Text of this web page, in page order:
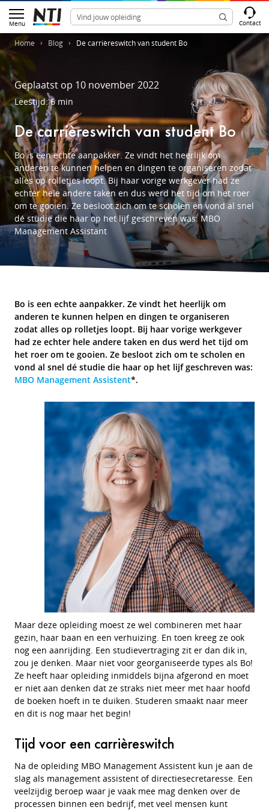
Menu Contact
Home Blog De carrièreswitch van student Bo
Geplaatst op 10 november 2022
Leestijd: 6 min
De carrièreswitch van student Bo
Bo is een echte aanpakker. Ze vindt het heerlijk om
anderen te kunnen helpen en dingen te organiseren zodat
alles op rolletjes loopt. Bij haar vorige werkgever had ze
echter hele andere taken en dus werd het tijd om het roer
om te gooien. Ze besloot zich om te scholen en vond al snel
dé studie die haar op het lijf geschreven was: MBO
Management Assistant
Bo is een echte aanpakker. Ze vindt het heerlijk om
anderen te kunnen helpen en dingen te organiseren
zodat alles op rolletjes loopt. Bij haar vorige werkgever
had ze echter hele andere taken en dus werd het tijd om
het roer om te gooien. Ze besloot zich om te scholen en
vond al snel dé studie die haar op het lijf geschreven was:
MBO Management Assistent*.
Maar deze opleiding moest ze wel combineren met haar
gezin, haar baan en een verhuizing. En toen kreeg ze ook
nog een aanrijding. Een studievertraging zit er dan dik in,
zou je denken. Maar niet voor georganiseerde types als Bo!
Ze heeft haar opleiding inmiddels bijna afgerond en moet
er niet aan denken dat ze straks niet meer met haar hoofd
de boeken hoeft in te duiken. Studeren smaakt naar meer
en dit is nog maar het begin!
Tijd voor een carrièreswitch
Na de opleiding MBO Management Assistent kun je aan de
slag als management assistent of directiesecretaresse. Een
veelzijdig beroep waar je vaak mee mag denken over de
processen binnen een bedrijf, met veel mensen kunt